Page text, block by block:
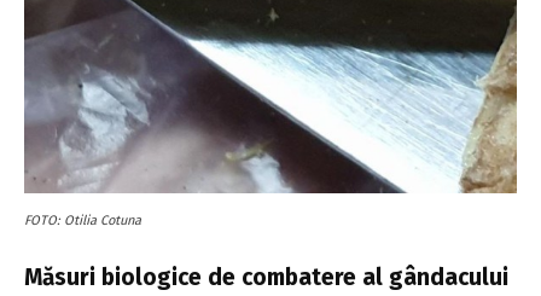
FOTO: Otilia Cotuna
Măsuri biologice de combatere al gândacului